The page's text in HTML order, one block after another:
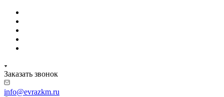
Заказать звонок
info@evrazkm.ru